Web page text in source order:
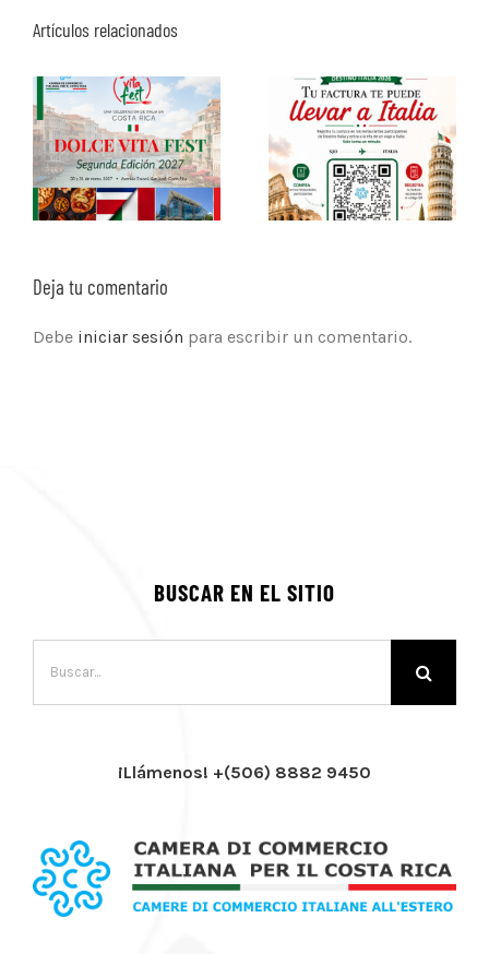
Artículos relacionados
Deja tu comentario
Debe iniciar sesión para escribir un comentario.
BUSCAR EN EL SITIO
¡Llámenos! +(506) 8882 9450